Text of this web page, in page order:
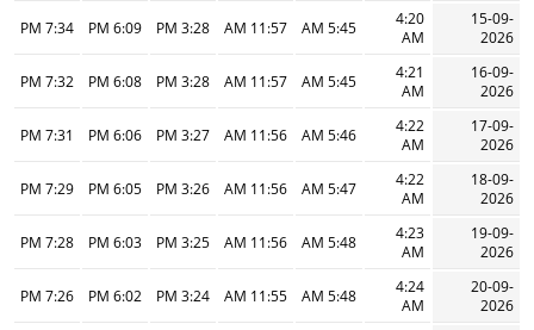
15-09-
2026
4:20
AM
5:45 AM
11:57 AM
3:28 PM
6:09 PM
7:34 PM
16-09-
2026
4:21
AM
5:45 AM
11:57 AM
3:28 PM
6:08 PM
7:32 PM
17-09-
2026
4:22
AM
5:46 AM
11:56 AM
3:27 PM
6:06 PM
7:31 PM
18-09-
2026
4:22
AM
5:47 AM
11:56 AM
3:26 PM
6:05 PM
7:29 PM
19-09-
2026
4:23
AM
5:48 AM
11:56 AM
3:25 PM
6:03 PM
7:28 PM
20-09-
2026
4:24
AM
5:48 AM
11:55 AM
3:24 PM
6:02 PM
7:26 PM